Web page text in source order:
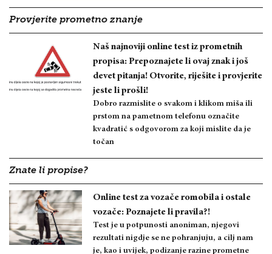
Provjerite prometno znanje
Naš najnoviji online test iz prometnih
propisa: Prepoznajete li ovaj znak i još
devet pitanja! Otvorite, riješite i provjerite
jeste li prošli!
Dobro razmislite o svakom i klikom miša ili
prstom na pametnom telefonu označite
kvadratić s odgovorom za koji mislite da je
točan
Znate li propise?
Online test za vozače romobila i ostale
vozače: Poznajete li pravila?!
Test je u potpunosti anoniman, njegovi
rezultati nigdje se ne pohranjuju, a cilj nam
je, kao i uvijek, podizanje razine prometne